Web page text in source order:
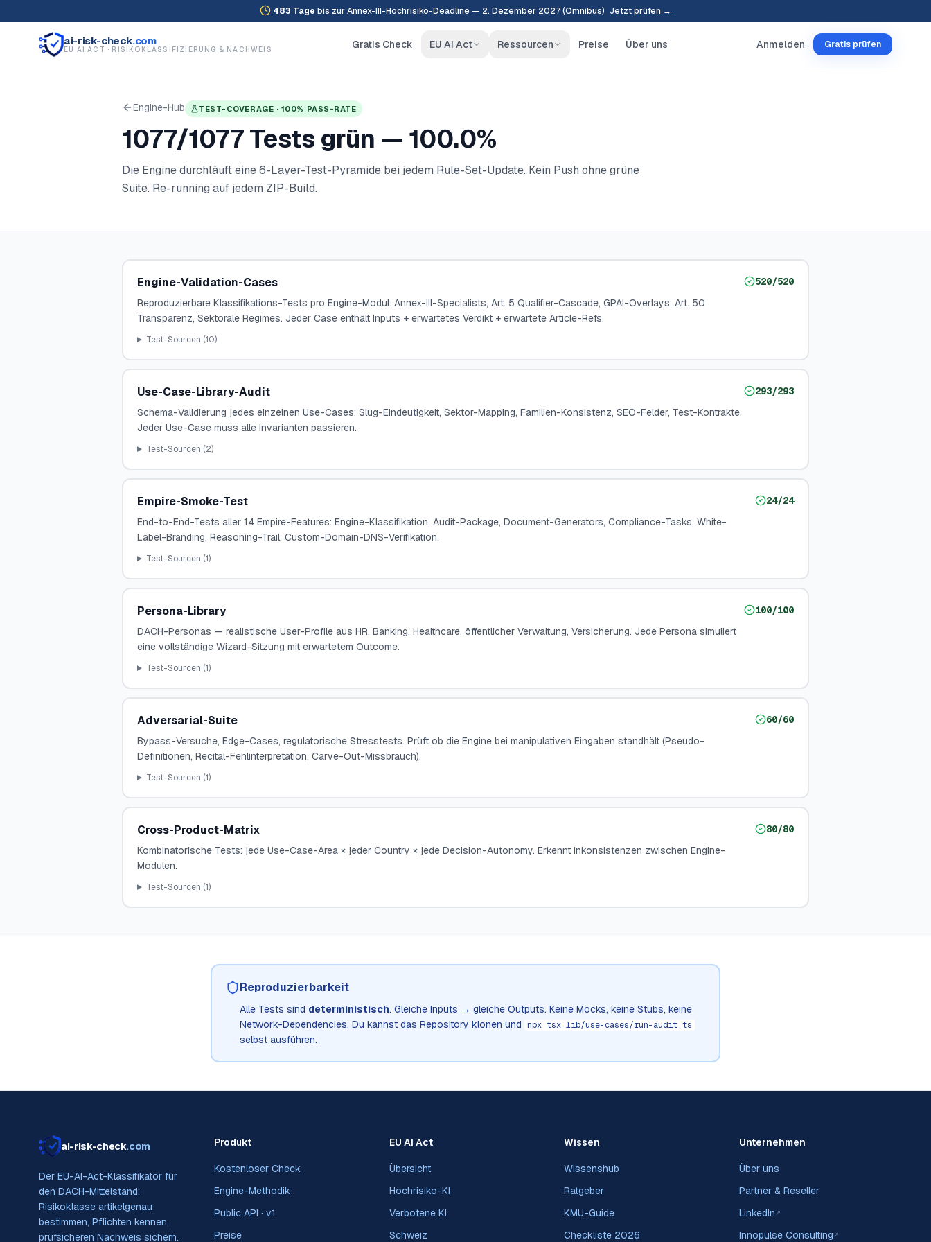
483 Tage bis zur Annex-III-Hochrisiko-Deadline — 2. Dezember 2027 (Omnibus) Jetzt prüfen →
ai-risk-check.com
EU AI ACT · RISIKOKLASSIFIZIERUNG & NACHWEIS Gratis Check EU AI Act Ressourcen Preise Über uns Anmelden Gratis prüfen
Engine-Hub TEST-COVERAGE · 100% PASS-RATE
1077/1077Tests grün — 100.0%
Die Engine durchläuft eine 6-Layer-Test-Pyramide bei jedem Rule-Set-Update. Kein Push ohne grüne
Suite. Re-running auf jedem ZIP-Build.
Engine-Validation-Cases
Reproduzierbare Klassifikations-Tests pro Engine-Modul: Annex-III-Specialists, Art. 5 Qualifier-Cascade, GPAI-Overlays, Art. 50
Transparenz, Sektorale Regimes. Jeder Case enthält Inputs + erwartetes Verdikt + erwartete Article-Refs.
520/520
Test-Sourcen (10)
Use-Case-Library-Audit
Schema-Validierung jedes einzelnen Use-Cases: Slug-Eindeutigkeit, Sektor-Mapping, Familien-Konsistenz, SEO-Felder, Test-Kontrakte.
Jeder Use-Case muss alle Invarianten passieren.
293/293
Test-Sourcen (2)
Empire-Smoke-Test
End-to-End-Tests aller 14 Empire-Features: Engine-Klassifikation, Audit-Package, Document-Generators, Compliance-Tasks, White-
Label-Branding, Reasoning-Trail, Custom-Domain-DNS-Verifikation.
24/24
Test-Sourcen (1)
Persona-Library
DACH-Personas — realistische User-Profile aus HR, Banking, Healthcare, öffentlicher Verwaltung, Versicherung. Jede Persona simuliert
eine vollständige Wizard-Sitzung mit erwartetem Outcome.
100/100
Test-Sourcen (1)
Adversarial-Suite
Bypass-Versuche, Edge-Cases, regulatorische Stresstests. Prüft ob die Engine bei manipulativen Eingaben standhält (Pseudo-
Definitionen, Recital-Fehlinterpretation, Carve-Out-Missbrauch).
60/60
Test-Sourcen (1)
Cross-Product-Matrix
Kombinatorische Tests: jede Use-Case-Area × jeder Country × jede Decision-Autonomy. Erkennt Inkonsistenzen zwischen Engine-
Modulen.
80/80
Test-Sourcen (1)
Reproduzierbarkeit
Alle Tests sind deterministisch. Gleiche Inputs → gleiche Outputs. Keine Mocks, keine Stubs, keine
Network-Dependencies. Du kannst das Repository klonen und npx tsx lib/use-cases/run-audit.ts
selbst ausführen.
ai-risk-check.com
Der EU-AI-Act-Klassifikator für
den DACH-Mittelstand:
Risikoklasse artikelgenau
bestimmen, Pflichten kennen,
prüfsicheren Nachweis sichern.
Produkt
Kostenloser Check
Engine-Methodik
Public API · v1
Preise
EU AI Act
Übersicht
Hochrisiko-KI
Verbotene KI
Schweiz
Wissen
Wissenshub
Ratgeber
KMU-Guide
Checkliste 2026
Unternehmen
Über uns
Partner & Reseller
LinkedIn ↗
Innopulse Consulting ↗